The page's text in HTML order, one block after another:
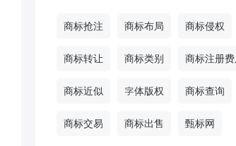
商标抢注 商标布局 商标侵权
商标转让 商标类别 商标注册
商标近似 字体版权 商标查询
商标交易 商标出售 甄标网